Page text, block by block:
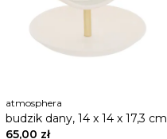
atmosphera
budzik dany, 14 x 14 x 17,3 cm
65,00 zł